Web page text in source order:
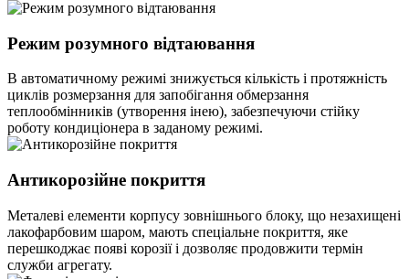
Режим розумного відтаювання
В автоматичному режимі знижується кількість і протяжність
циклів розмерзання для запобігання обмерзання
теплообмінників (утворення інею), забезпечуючи стійку
роботу кондиціонера в заданому режимі.
Антикорозійне покриття
Металеві елементи корпусу зовнішнього блоку, що незахищені
лакофарбовим шаром, мають спеціальне покриття, яке
перешкоджає появі корозії і дозволяє продовжити термін
служби агрегату.